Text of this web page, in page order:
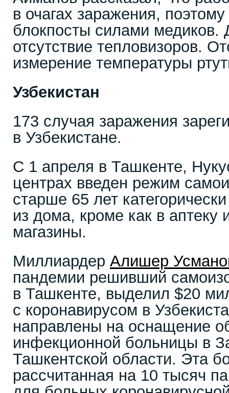
в очагах заражения,
блокпосты силами
отсутствие тепловизоров.
измерение температуры
Узбекистан
173 случая заражения
в Узбекистане.
С 1 апреля в Ташкенте,
центрах введен режим
старше 65 лет
из дома, кроме как в
магазины.
Миллиардер Алишер
пандемии решивший
в Ташкенте, выделил $20
с коронавирусом в
направлены на оснащение
инфекционной больницы в
Ташкентской области. Эта
рассчитанная на 10 тысяч